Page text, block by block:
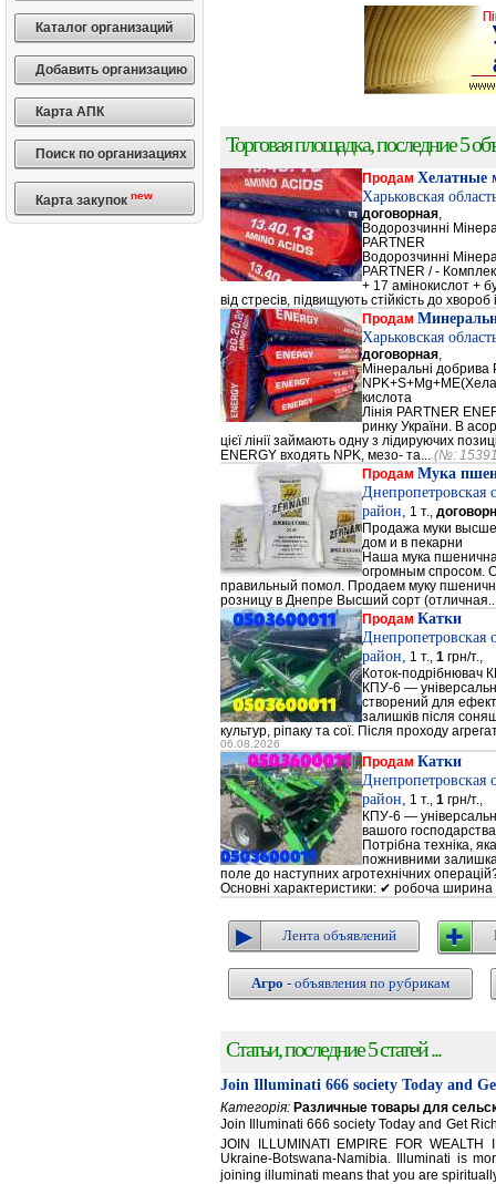
Каталог организаций
Добавить организацию
Карта АПК
Поиск по организациях
Карта закупок new
Торговая площадка, последние 5
Продам Хелатные
Харьковская
договорная
Водорозчинні
PARTNER
Водорозчинні
PARTNER / -
+ 17 амінокислот +
від стресів, підвищують стійкість до хвороб
Продам
Харьковская
договорная
Мінеральні добрива
кислота
Лінія PARTNER
ринку України. В
цієї лінії займають одну з лідируючих
ENERGY входять NPK, мезо- та... (№:
Продам Мука
Днепропетровская
район, 1 т.,
Продажа муки
дом и в пекарни
Наша мука
огромным спросом.
правильный помол. Продаем муку
розницу в Днепре Высший сорт
Продам Катки
Днепропетровская
район, 1 т., 1 грн/т.,
Коток-подрібнювач
КПУ-6 —
створений для
залишків після
культур, ріпаку та сої. Після проходу
06.08.2026
Продам Катки
Днепропетровская
район, 1 т., 1 грн/т.,
КПУ-6 —
вашого господарства
Потрібна техніка,
пожнивними
поле до наступних агротехнічних
Основні характеристики: ✔ робоча
Лента объявлений
Агро - объявления по рубрикам
Статьи, последние 5 статей ...
Join Illuminati 666 society Today and
Категорія: Различные товары для
Join Illuminati 666 society Today and Get
JOIN ILLUMINATI EMPIRE FOR WEALTH
Ukraine-Botswana-Namibia. Illuminati is
joining illuminati means that you are